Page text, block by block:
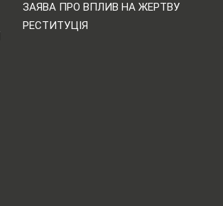
ЗАЯВА ПРО ВПЛИВ НА ЖЕРТВУ
РЕСТИТУЦІЯ